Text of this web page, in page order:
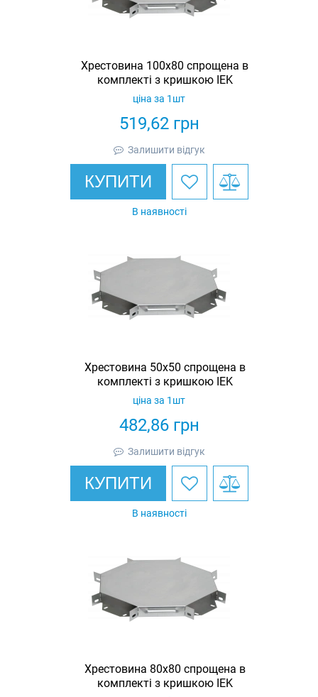
Хрестовина 100х80 спрощена в
комплекті з кришкою IEK
519,62грн
ціна за 1шт
Залишити відгук
КУПИТИ
В наявності
Хрестовина 50х50 спрощена в
комплекті з кришкою IEK
482,86грн
ціна за 1шт
Залишити відгук
КУПИТИ
В наявності
Хрестовина 80х80 спрощена в
комплекті з кришкою IEK